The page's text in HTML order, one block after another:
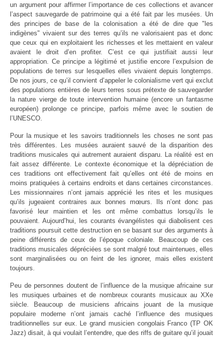
un argument pour affirmer l’importance de ces collections et avancer
l’aspect sauvegarde de patrimoine qui a été fait par les musées. Un
des principes de base de la colonisation a été de dire que "les
indigènes" vivaient sur des terres qu’ils ne valorisaient pas et donc
que ceux qui en exploitaient les richesses et les mettaient en valeur
avaient le droit d’en profiter. C’est ce qui justifiait aussi leur
appropriation. Ce principe a légitimé et justifie encore l’expulsion de
populations de terres sur lesquelles elles vivaient depuis longtemps.
De nos jours, ce qu’il convient d’appeler le colonialisme vert qui exclut
des populations entières de leurs terres sous prétexte de sauvegarder
la nature vierge de toute intervention humaine (encore un fantasme
européen) prolonge ce principe, parfois même avec le soutien de
l’UNESCO.
Pour la musique et les savoirs traditionnels les choses ne sont pas
très différentes. Les musées auraient sauvé de la disparition des
traditions musicales qui autrement auraient disparu. La réalité est en
fait assez différente. Le contexte économique et la dépréciation de
ces traditions ont effectivement fait qu’elles ont été de moins en
moins pratiquées à certains endroits et dans certaines circonstances.
Les missionnaires n’ont jamais apprécié les rites et les musiques
qu’ils jugeaient contraires aux bonnes mœurs. Ils n’ont donc pas
favorisé leur maintien et les ont même combattus lorsqu’ils le
pouvaient. Aujourd’hui, les courants évangélistes qui diabolisent ces
traditions poursuit cette destruction en se basant sur des arguments à
peine différents de ceux de l’époque coloniale. Beaucoup de ces
traditions musicales dépréciées se sont malgré tout maintenues, elles
sont marginalisées ou on feint de les ignorer, mais elles existent
toujours.
Peu de personnes doutent de l’influence de la musique africaine sur
les musiques urbaines et de nombreux courants musicaux au XXe
siècle. Beaucoup de musiciens africains jouant de la musique
populaire moderne n’ont jamais caché l’influence des musiques
traditionnelles sur eux. Le grand musicien congolais Franco (TP OK
Jazz) disait, à qui voulait l’entendre, que des riffs de guitare qu’il jouait